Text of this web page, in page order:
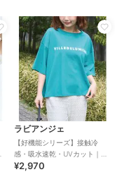
ラビアンジェ
【好機能シリーズ】接触冷
感・吸水速乾・UVカット｜フ
ロッキーロゴTシャツ｜夏も快
¥2,970